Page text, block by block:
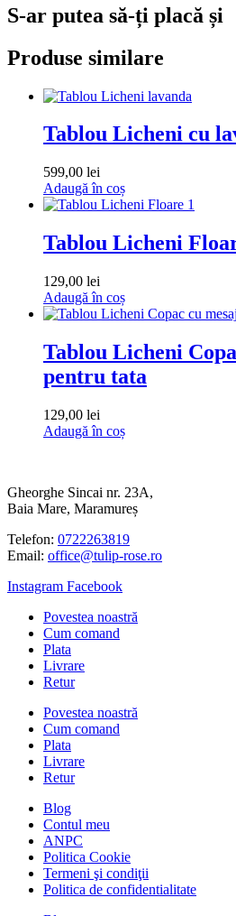
S-ar putea să-ți placă și
Produse similare
Tablou Licheni cu
599,00 lei
Adaugă în coș
Tablou Licheni
129,00 lei
Adaugă în coș
Tablou Licheni
pentru tata
129,00 lei
Adaugă în coș
Gheorghe Sincai nr. 23A,
Baia Mare, Maramureș
Telefon: 0722263819
Email: office@tulip-rose.ro
Instagram Facebook
Povestea noastră
Cum comand
Plata
Livrare
Retur
Povestea noastră
Cum comand
Plata
Livrare
Retur
Blog
Contul meu
ANPC
Politica Cookie
Termeni şi condiţii
Politica de confidentialitate